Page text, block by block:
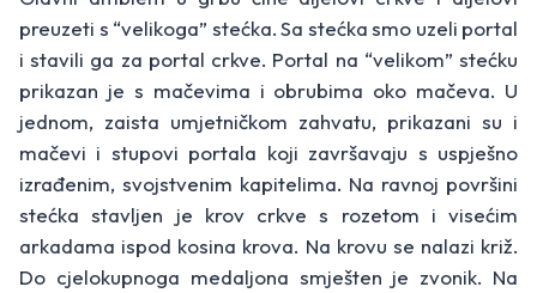
preuzeti s “velikoga” stećka. Sa stećka smo uzeli portal
i stavili ga za portal crkve. Portal na “velikom” stećku
prikazan je s mačevima i obrubima oko mačeva. U
jednom, zaista umjetničkom zahvatu, prikazani su i
mačevi i stupovi portala koji završavaju s uspješno
izrađenim, svojstvenim kapitelima. Na ravnoj površini
stećka stavljen je krov crkve s rozetom i visećim
arkadama ispod kosina krova. Na krovu se nalazi križ.
Do cjelokupnoga medaljona smješten je zvonik. Na